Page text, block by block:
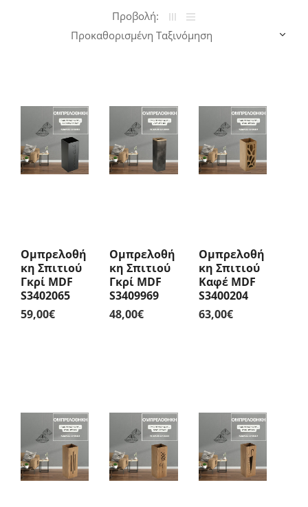
Προβολή:
Ομπρελοθή
Κη Σπιτιού
Γκρί MDF
S3402065
59,00€
Ομπρελοθή
Κη Σπιτιού
Γκρί MDF
S3409969
48,00€
Ομπρελοθή
Κη Σπιτιού
Καφέ MDF
S3400204
63,00€